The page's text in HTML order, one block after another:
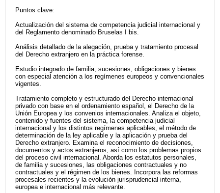
Puntos clave:
Actualización del sistema de competencia judicial internacional y
del Reglamento denominado Bruselas I bis.
Análisis detallado de la alegación, prueba y tratamiento procesal
del Derecho extranjero en la práctica forense.
Estudio integrado de familia, sucesiones, obligaciones y bienes
con especial atención a los regímenes europeos y convencionales
vigentes.
Tratamiento completo y estructurado del Derecho internacional
privado con base en el ordenamiento español, el Derecho de la
Unión Europea y los convenios internacionales. Analiza el objeto,
contenido y fuentes del sistema, la competencia judicial
internacional y los distintos regímenes aplicables, el método de
determinación de la ley aplicable y la aplicación y prueba del
Derecho extranjero. Examina el reconocimiento de decisiones,
documentos y actos extranjeros, así como los problemas propios
del proceso civil internacional. Aborda los estatutos personales,
de familia y sucesiones, las obligaciones contractuales y no
contractuales y el régimen de los bienes. Incorpora las reformas
procesales recientes y la evolución jurisprudencial interna,
europea e internacional más relevante.